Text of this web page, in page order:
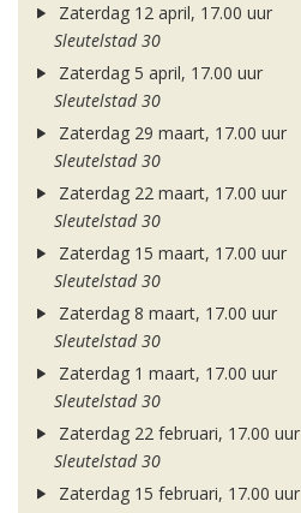
Zaterdag 12 april, 17.00 uur
Sleutelstad 30
Zaterdag 5 april, 17.00 uur
Sleutelstad 30
Zaterdag 29 maart, 17.00 uur
Sleutelstad 30
Zaterdag 22 maart, 17.00 uur
Sleutelstad 30
Zaterdag 15 maart, 17.00 uur
Sleutelstad 30
Zaterdag 8 maart, 17.00 uur
Sleutelstad 30
Zaterdag 1 maart, 17.00 uur
Sleutelstad 30
Zaterdag 22 februari, 17.00 uur
Sleutelstad 30
Zaterdag 15 februari, 17.00 uur